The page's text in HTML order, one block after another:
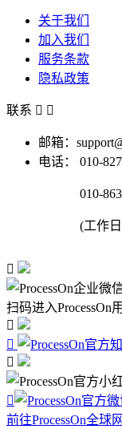
关于我们
加入我们
服务条款
隐私政策
联系  
邮箱：
电话：
010-
010-
(工作

扫码进入ProcessOn




前往ProcessOn全球